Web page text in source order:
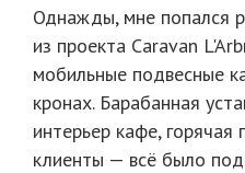
Однажды, мне попался
из проекта Caravan
мобильные подвесные
кронах. Барабанная
интерьер кафе,
клиенты — всё было